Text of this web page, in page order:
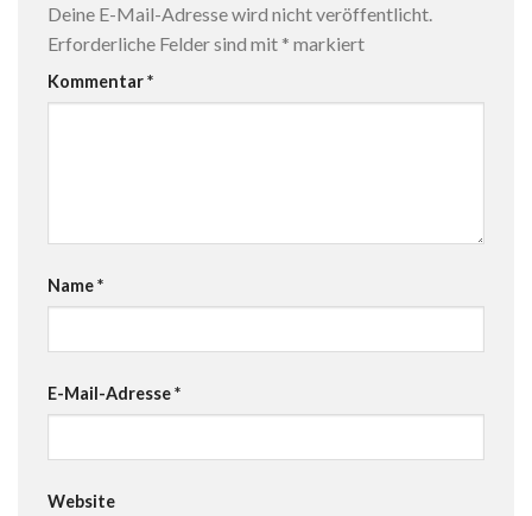
Deine E-Mail-Adresse wird nicht veröffentlicht.
Erforderliche Felder sind mit * markiert
Kommentar*
Name*
E-Mail-Adresse*
Website